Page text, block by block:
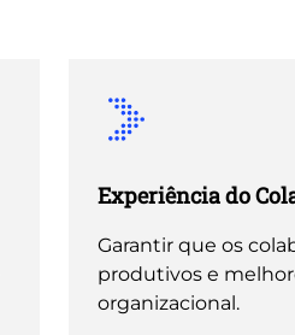
Experiência do
Garantir que os
produtivos e
organizacional.